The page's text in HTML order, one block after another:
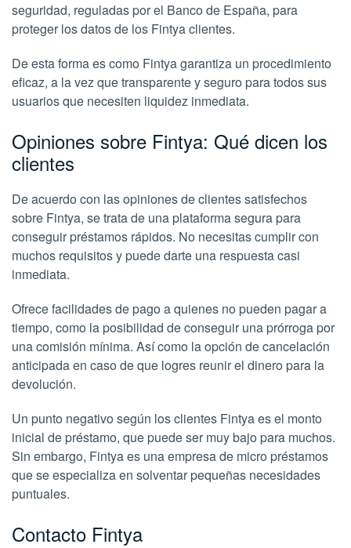
seguridad, reguladas por el Banco de España, para
proteger los datos de los Fintya clientes.
De esta forma es como Fintya garantiza un procedimiento
eficaz, a la vez que transparente y seguro para todos sus
usuarios que necesiten liquidez inmediata.
Opiniones sobre Fintya: Qué dicen los
clientes
De acuerdo con las opiniones de clientes satisfechos
sobre Fintya, se trata de una plataforma segura para
conseguir préstamos rápidos. No necesitas cumplir con
muchos requisitos y puede darte una respuesta casi
inmediata.
Ofrece facilidades de pago a quienes no pueden pagar a
tiempo, como la posibilidad de conseguir una prórroga por
una comisión mínima. Así como la opción de cancelación
anticipada en caso de que logres reunir el dinero para la
devolución.
Un punto negativo según los clientes Fintya es el monto
inicial de préstamo, que puede ser muy bajo para muchos.
Sin embargo, Fintya es una empresa de micro préstamos
que se especializa en solventar pequeñas necesidades
puntuales.
Contacto Fintya